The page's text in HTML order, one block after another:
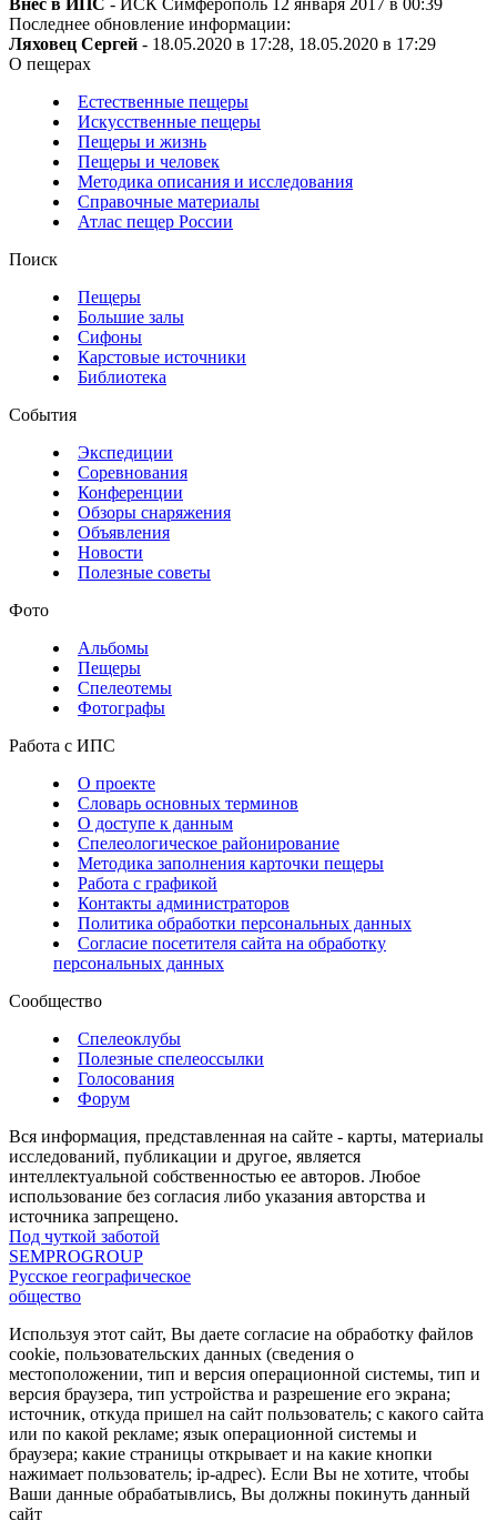
Внес в ИПС - ИСК Симферополь 12 января 2017 в 00:39
Последнее обновление информации:
Ляховец Сергей - 18.05.2020 в 17:28, 18.05.2020 в 17:29
О пещерах
Естественные пещеры
Искусственные пещеры
Пещеры и жизнь
Пещеры и человек
Методика описания и исследования
Справочные материалы
Атлас пещер России
Поиск
Пещеры
Большие залы
Сифоны
Карстовые источники
Библиотека
События
Экспедиции
Соревнования
Конференции
Обзоры снаряжения
Объявления
Новости
Полезные советы
Фото
Альбомы
Пещеры
Спелеотемы
Фотографы
Работа с ИПС
О проекте
Словарь основных терминов
О доступе к данным
Спелеологическое районирование
Методика заполнения карточки пещеры
Работа с графикой
Контакты администраторов
Политика обработки персональных данных
Согласие посетителя сайта на обработку
персональных данных
Сообщество
Спелеоклубы
Полезные спелеоссылки
Голосования
Форум
Вся информация, представленная на сайте - карты, материалы
исследований, публикации и другое, является
интеллектуальной собственностью ее авторов. Любое
использование без согласия либо указания авторства и
источника запрещено.
Под чуткой заботой
SEMPROGROUP
Русское географическое
общество
Используя этот сайт, Вы даете согласие на обработку файлов
cookie, пользовательских данных (сведения о
местоположении, тип и версия операционной системы, тип и
версия браузера, тип устройства и разрешение его экрана;
источник, откуда пришел на сайт пользователь; с какого сайта
или по какой рекламе; язык операционной системы и
браузера; какие страницы открывает и на какие кнопки
нажимает пользователь; ip-адрес). Если Вы не хотите, чтобы
Ваши данные обрабатывлись, Вы должны покинуть данный
сайт